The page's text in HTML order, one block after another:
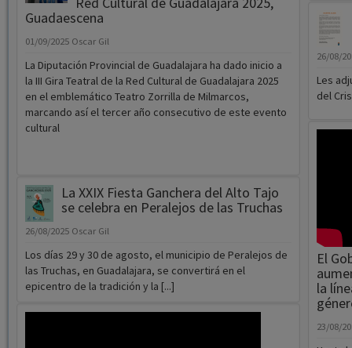
La Diputación Provincial de Guadalajara ha dado inicio a
la III Gira Teatral de la Red Cultural de Guadalajara 2025
en el emblemático Teatro Zorrilla de Milmarcos,
cultural
Los días 29 y 30 de agosto, el municipio de Peralejos de
las Truchas, en Guadalajara, se convertirá en el
epicentro de la tradición y la [...]
Les
del
la
23/08/
Hasta
por